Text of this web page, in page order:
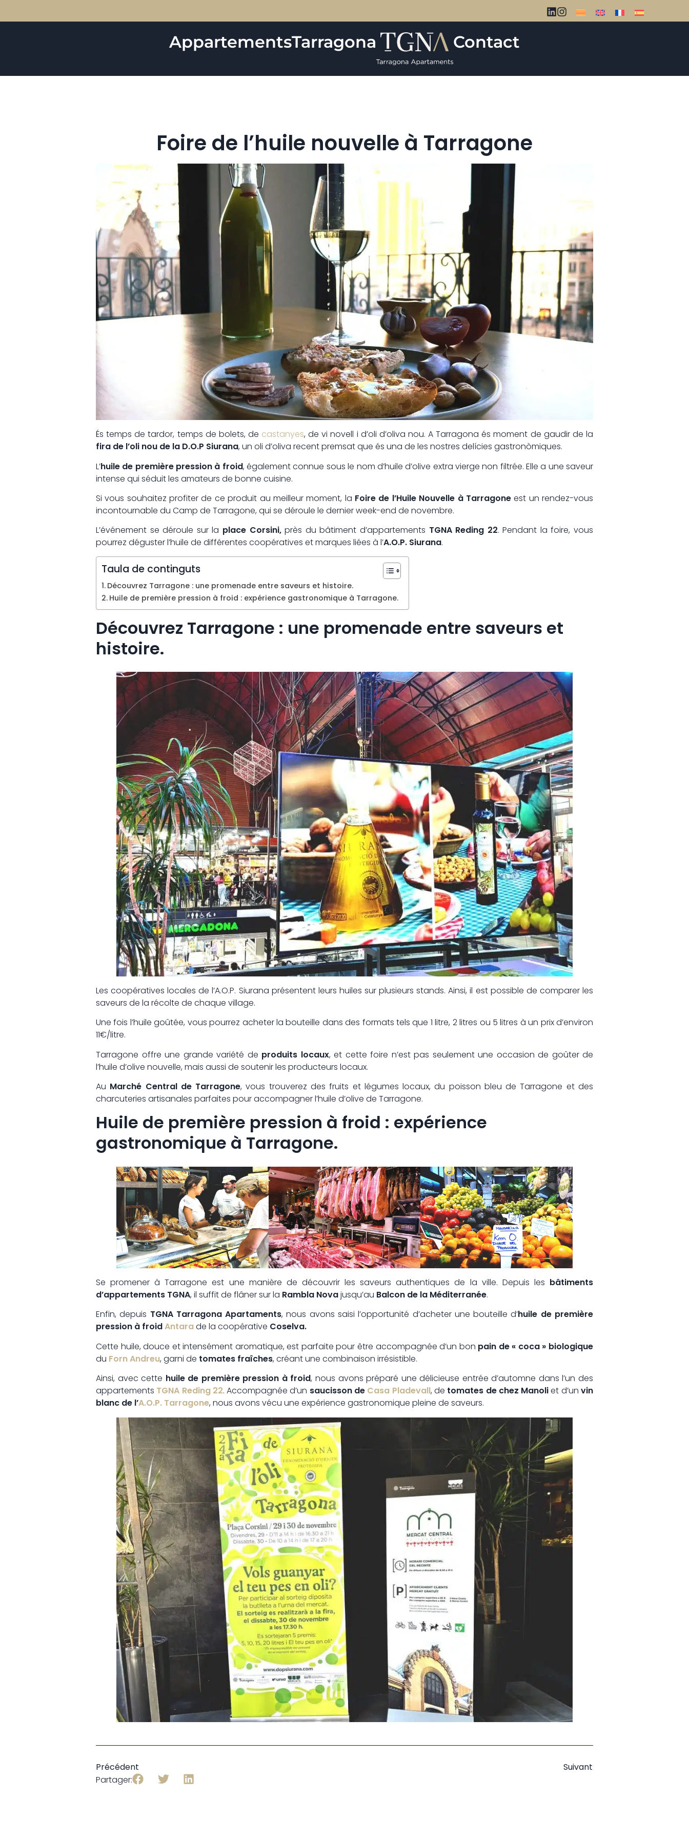
AppartementsTarragona Contact
Foire de l’huile nouvelle à Tarragone
És temps de tardor, temps de bolets, de castanyes, de vi novell i d’oli d’oliva nou. A Tarragona és moment de gaudir de la
fira de l’oli nou de la D.O.P Siurana, un oli d’oliva recent premsat que és una de les nostres delícies gastronòmiques.
L’huile de première pression à froid, également connue sous le nom d’huile d’olive extra vierge non filtrée. Elle a une saveur
intense qui séduit les amateurs de bonne cuisine.
Si vous souhaitez profiter de ce produit au meilleur moment, la Foire de l’Huile Nouvelle à Tarragoneest un rendez-vous
incontournable du Camp de Tarragone, qui se déroule le dernier week-end de novembre.
L’événement se déroule sur la place Corsini,près du bâtiment d’appartements TGNA Reding 22. Pendant la foire, vous
pourrez déguster l’huile de différentes coopératives et marques liées à l’A.O.P. Siurana.
Taula de continguts
Découvrez Tarragone : une promenade entre saveurs et histoire.
Huile de première pression à froid : expérience gastronomique à Tarragone.
Découvrez Tarragone : une promenade entre saveurs et
histoire.
Les coopératives locales de l’A.O.P. Siurana présentent leurs huiles sur plusieurs stands. Ainsi, il est possible de comparer les
saveurs de la récolte de chaque village.
Une fois l’huile goûtée, vous pourrez acheter la bouteille dans des formats tels que 1 litre, 2 litres ou 5 litres à un prix d’environ
11€/litre.
Tarragone offre une grande variété de produits locaux, et cette foire n’est pas seulement une occasion de goûter de
l’huile d’olive nouvelle, mais aussi de soutenir les producteurs locaux.
Au Marché Central de Tarragone, vous trouverez des fruits et légumes locaux, du poisson bleu de Tarragone et des
charcuteries artisanales parfaites pour accompagner l’huile d’olive de Tarragone.
Huile de première pression à froid : expérience
gastronomique à Tarragone.
Se promener à Tarragone est une manière de découvrir les saveurs authentiques de la ville. Depuis les bâtiments
d’appartements TGNA, il suffit de flâner sur la Rambla Novajusqu’au Balcon de la Méditerranée.
Enfin, depuis TGNA Tarragona Apartaments, nous avons saisi l’opportunité d’acheter une bouteille d’huile de première
pression à froidAntarade la coopérative Coselva.
Cette huile, douce et intensément aromatique, est parfaite pour être accompagnée d’un bon pain de « coca » biologique
du Forn Andreu, garni de tomates fraîches, créant une combinaison irrésistible.
Ainsi, avec cette huile de première pression à froid, nous avons préparé une délicieuse entrée d’automne dans l’un des
appartements TGNA Reding 22. Accompagnée d’un saucisson de Casa Pladevall, de tomates de chez Manoliet d’unvin
blanc de l’A.O.P. Tarragone, nous avons vécu une expérience gastronomique pleine de saveurs.
Précédent
Suivant
Partager: